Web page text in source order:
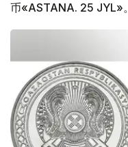
币«ASTANA. 25 JYL»。